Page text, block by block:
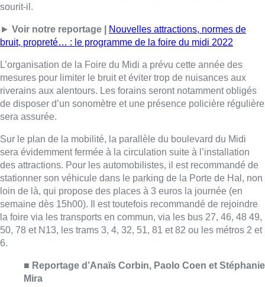
des attractions. Pour les automobilistes, il est recommandé de
loin de là, qui propose des places à 3 euros la journée (en
semaine dès 15h00). Il est toutefois recommandé de rejoindre
la foire via les transports en commun, via les bus 27, 46, 48 49,
50, 78 et N13, les trams 3, 4, 32, 51, 81 et 82 ou les métros 2 et
6.
■Reportage d’Anaïs Corbin, Paolo Coen et Stéphanie
Mira
Gr.I. – Photo : illustration Belga/Nicolas Maeterlinck
Lire aussi :
Météo: du soleil et jusqu’à 28°C ce
samedi, l’avertissement jaune à la